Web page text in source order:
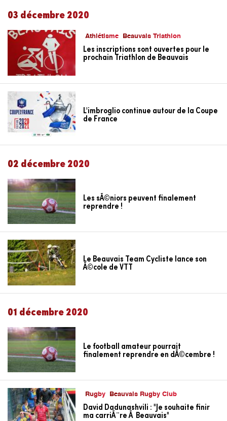
03 décembre 2020
Athlétisme Beauvais Triathlon
Les inscriptions sont ouvertes pour le
prochain Triathlon de Beauvais
L'imbroglio continue autour de la Coupe
de France
02 décembre 2020
Les sÃ©niors peuvent finalement
reprendre !
Le Beauvais Team Cycliste lance son
Ã©cole de VTT
01 décembre 2020
Le football amateur pourrait
finalement reprendre en dÃ©cembre !
Rugby Beauvais Rugby Club
David Dadunashvili : "Je souhaite finir
ma carriÃ¨re Ã Beauvais"